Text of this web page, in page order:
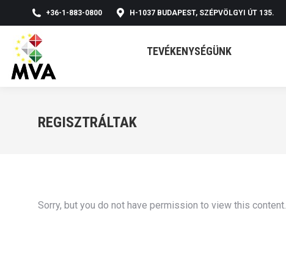
+36-1-883-0800 H-1037 BUDAPEST, SZÉPVÖLGYI ÚT 135.
TEVÉKENYSÉGÜNK
REGISZTRÁLTAK
Sorry, but you do not have permission to view this content.